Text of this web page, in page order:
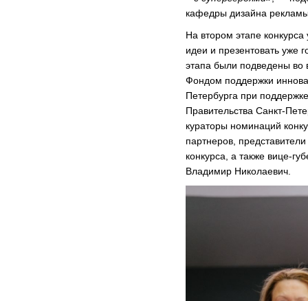
кафедры дизайна
На втором этапе конкурса
идеи и презентовать уже
этапа были подведены во
Фондом поддержки
Петербурга при
Правительства Санкт-
кураторы номинаций
партнеров,
конкурса, а также вице-
Владимир Николаевич.